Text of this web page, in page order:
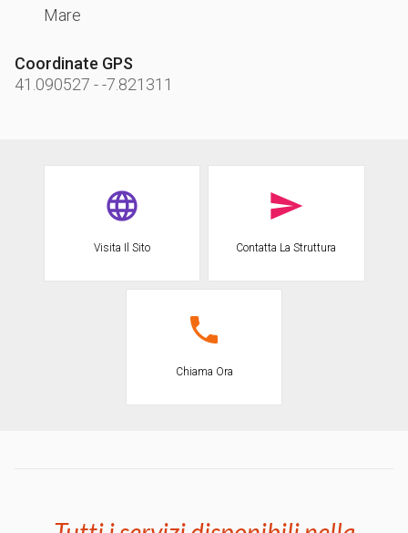
Mare
Coordinate GPS
41.090527 --7.821311
Visita Il Sito Contatta La Struttura
Chiama Ora